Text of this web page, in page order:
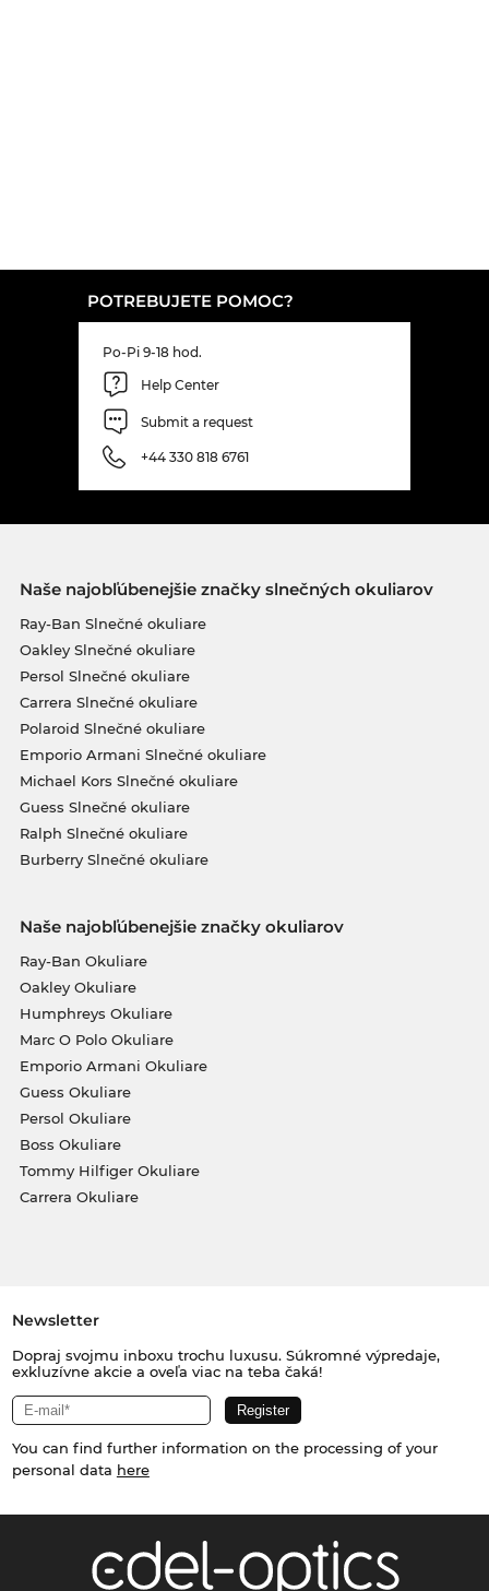
POTREBUJETE POMOC?
Po-Pi 9-18 hod.
Help Center
Submit a request
+44 330 818 6761
Naše najobľúbenejšie značky slnečných okuliarov
Ray-Ban Slnečné okuliare
Oakley Slnečné okuliare
Persol Slnečné okuliare
Carrera Slnečné okuliare
Polaroid Slnečné okuliare
Emporio Armani Slnečné okuliare
Michael Kors Slnečné okuliare
Guess Slnečné okuliare
Ralph Slnečné okuliare
Burberry Slnečné okuliare
Naše najobľúbenejšie značky okuliarov
Ray-Ban Okuliare
Oakley Okuliare
Humphreys Okuliare
Marc O Polo Okuliare
Emporio Armani Okuliare
Guess Okuliare
Persol Okuliare
Boss Okuliare
Tommy Hilfiger Okuliare
Carrera Okuliare
Newsletter
Dopraj svojmu inboxu trochu luxusu. Súkromné výpredaje,
exkluzívne akcie a oveľa viac na teba čaká!
You can find further information on the processing of your
personal data here